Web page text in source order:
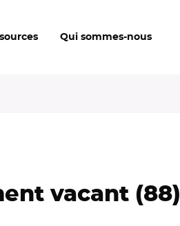
Qui sommes-nous
vacant (88)